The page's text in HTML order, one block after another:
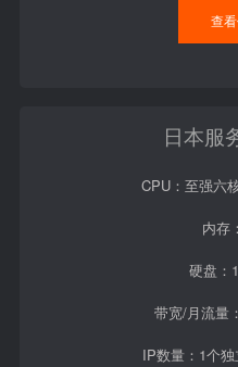
查
日本服
CPU：至强六
内存
硬盘：
带宽/月流量
IP数量：1个独